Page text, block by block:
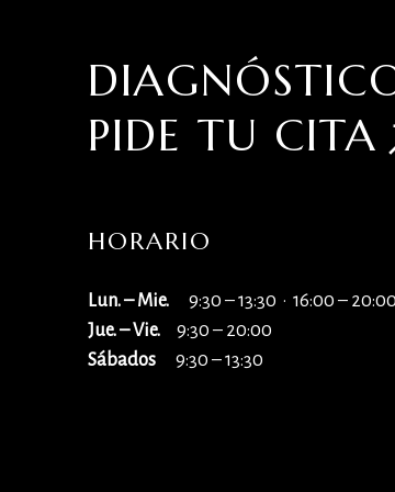
PIDE TU CITA
HORARIO
Lun. – Mie. 9:30 – 13:30 · 16:00 – 20:00
Jue. – Vie. 9:30 – 20:00
Sábados 9:30 – 13:30